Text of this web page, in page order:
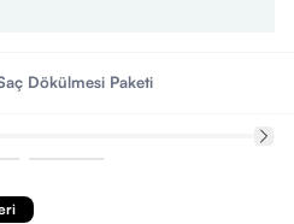
Dökülmesi Paketi